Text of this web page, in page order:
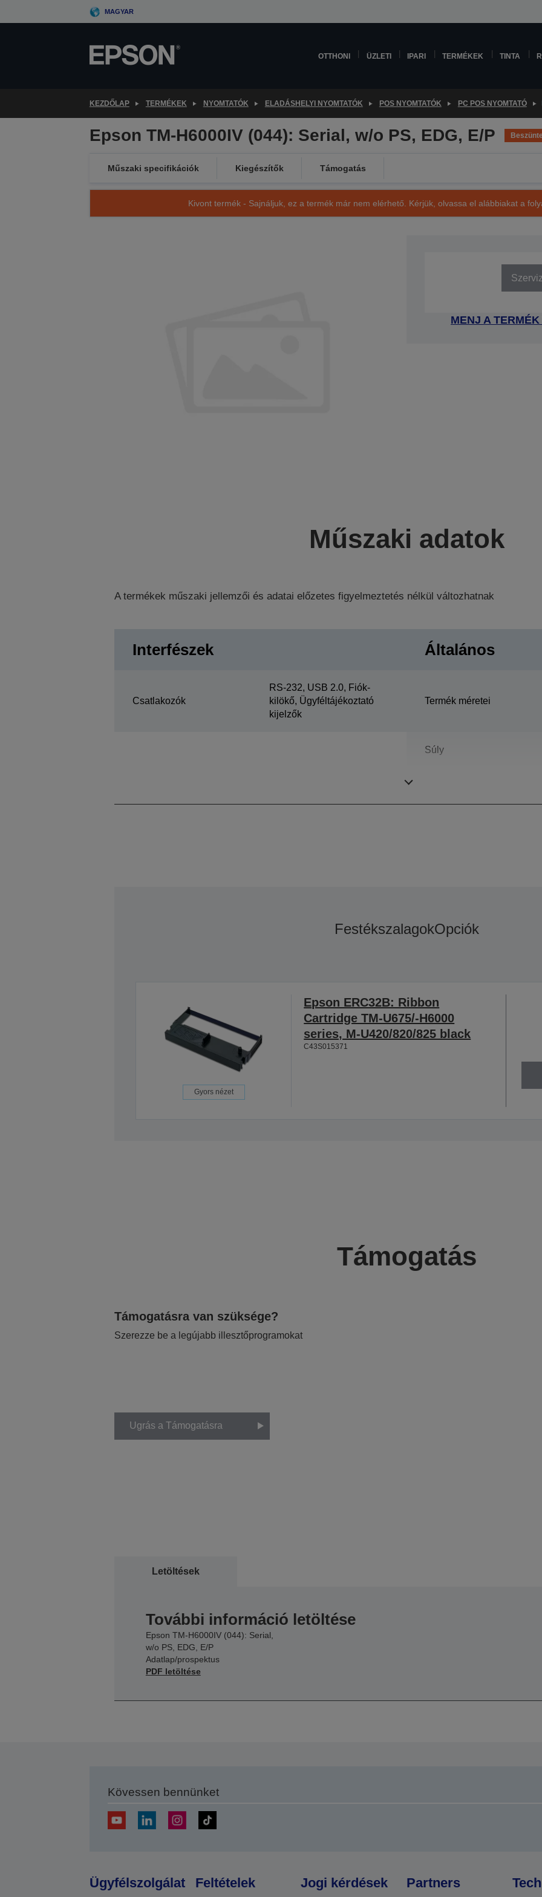
to
MAGYAR
OTTHONI ÜZLETI IPARI TERMÉKEK TINTA
KEZDŐLAP TERMÉKEK NYOMTATÓK ELADÁSHELYI NYOMTATÓK POS NYOMTATÓK PC POS NYOMTATÓ
Epson TM-H6000IV (044): Serial, w/o PS, EDG, E/P
Műszaki specifikációk Kiegészítők Támogatás
Kivont termék - Sajnáljuk, ez a termék már nem elérhető. Kérjük, olvassa el alábbiakat a
MENJ A
Műszaki adatok
A termékek műszaki jellemzői és adatai előzetes figyelmeztetés nélkül változhatnak
Interfészek
Csatlakozók
RS-232, USB 2.0, Fiók-
kilökő, Ügyféltájékoztató
kijelzők
Általános
Termék méretei
Súly
FestékszalagokOpciók
Gyors nézet
Epson ERC32B: Ribbon
Cartridge TM-U675/-H6000
series, M-U420/820/825 black
C43S015371
Támogatás
Támogatásra van szüksége?
Szerezze be a legújabb illesztőprogramokat
Ugrás a Támogatásra
Letöltések
További információ letöltése
Epson TM-H6000IV (044): Serial,
w/o PS, EDG, E/P
Adatlap/prospektus
PDF letöltése
Kövessen bennünket
Ügyfélszolgálat Feltételek Jogi kérdések Partners